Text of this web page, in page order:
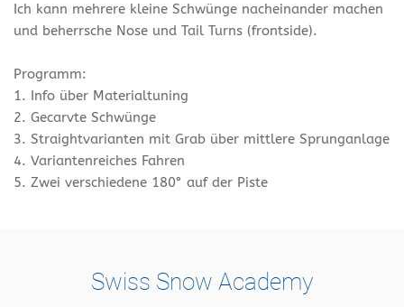
Ich kann mehrere kleine Schwünge nacheinander machen
und beherrsche Nose und Tail Turns (frontside).
Programm:
1. Info über Materialtuning
2. Gecarvte Schwünge
3. Straightvarianten mit Grab über mittlere Sprunganlage
4. Variantenreiches Fahren
5. Zwei verschiedene 180° auf der Piste
Swiss Snow Academy